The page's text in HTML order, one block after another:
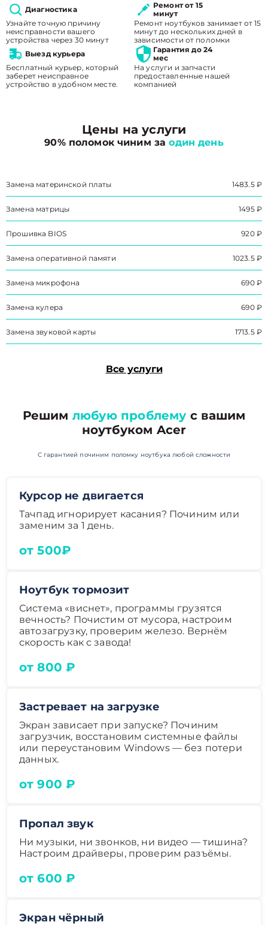
Диагностика
Узнайте точную причину
неисправности вашего
устройства через 30 минут
Ремонт от 15
минут
Ремонт ноутбуков занимает от 15
минут до нескольких дней в
зависимости от поломки
Выезд курьера
Бесплатный курьер, который
заберет неисправное
устройство в удобном месте.
Гарантия до 24
мес
На услуги и запчасти
предоставленные нашей
компанией
Цены на услуги
90% поломок чиним заодин день
Замена материнской платы 1483.5 ₽
Замена матрицы 1495 ₽
Прошивка BIOS 920 ₽
Замена оперативной памяти 1023.5 ₽
Замена микрофона 690 ₽
Замена кулера 690 ₽
Замена звуковой карты 1713.5 ₽
Все услуги
Решим любую проблему с вашим
ноутбуком Acer
С гарантией починим поломку ноутбука любой сложности
Курсор не двигается
Тачпад игнорирует касания? Починим или
заменим за 1 день.
от 500₽
Ноутбук тормозит
Система «виснет», программы грузятся
вечность? Почистим от мусора, настроим
автозагрузку, проверим железо. Вернём
скорость как с завода!
от 800 ₽
Застревает на загрузке
Экран зависает при запуске? Починим
загрузчик, восстановим системные файлы
или переустановим Windows — без потери
данных.
от 900 ₽
Пропал звук
Ни музыки, ни звонков, ни видео — тишина?
Настроим драйверы, проверим разъёмы.
от 600 ₽
Экран чёрный